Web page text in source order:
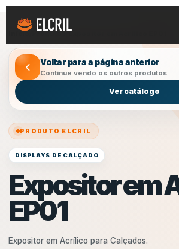
Produtos /Expositor em Acrílico EP01
Voltar para a página anterior
Continue vendo os outros produtos
Ver catálogo
PRODUTO ELCRIL
DISPLAYS DE CALÇADO
Expositor em
EP01
Expositor em Acrílico para Calçados.